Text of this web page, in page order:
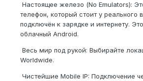
Настоящее железо (No Emulators):
телефон, который стоит у реального
подключён к зарядке и интернету.
облачный Android.
Весь мир под рукой: Выбирайте
Worldwide.
Чистейшие Mobile IP: Подключение